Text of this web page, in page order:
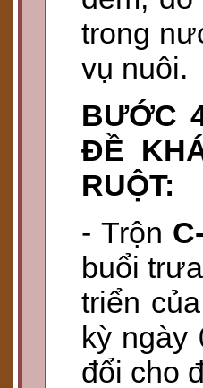
trong
vụ nuôi.
BƯỚC
ĐỀ
RUỘT:
- Trộn
buổi
triển
kỳ ngày
đổi cho